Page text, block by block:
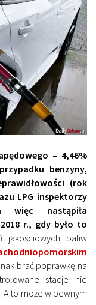
– 4,46%
benzyny,
(rok
LPG inspektorzy
więc nastąpiła
r., gdy było to
jakościowych paliw
brać poprawkę na
stacje nie
A to może w pewnym